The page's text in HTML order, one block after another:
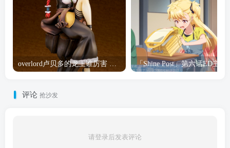
评论 抢沙发
请登录后发表评论